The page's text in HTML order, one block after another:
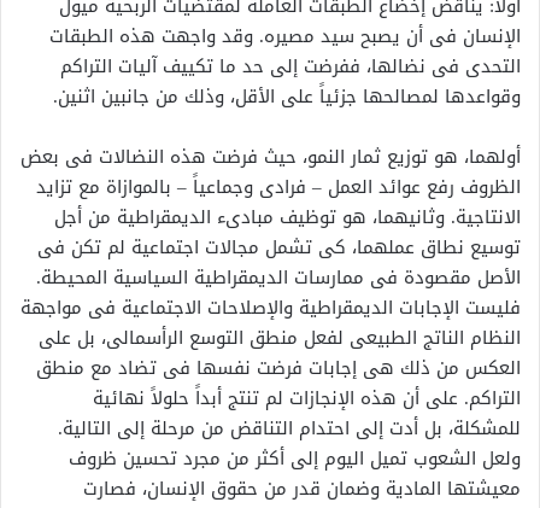
الإنسان فى أن يصبح سيد مصيره. وقد واجهت هذه الطبقات
التحدى فى نضالها، ففرضت إلى حد ما تكييف آليات التراكم
وقواعدها لمصالحها جزئياً على الأقل، وذلك من جانبين اثنين.
أولهما، هو توزيع ثمار النمو، حيث فرضت هذه النضالات فى بعض
الظروف رفع عوائد العمل – فرادى وجماعياً – بالموازاة مع تزايد
الانتاجية. وثانيهما، هو توظيف مبادىء الديمقراطية من أجل
توسيع نطاق عملهما، كى تشمل مجالات اجتماعية لم تكن فى
الأصل مقصودة فى ممارسات الديمقراطية السياسية المحيطة.
فليست الإجابات الديمقراطية والإصلاحات الاجتماعية فى مواجهة
النظام الناتج الطبيعى لفعل منطق التوسع الرأسمالى، بل على
العكس من ذلك هى إجابات فرضت نفسها فى تضاد مع منطق
التراكم. على أن هذه الإنجازات لم تنتج أبداً حلولاً نهائية
للمشكلة، بل أدت إلى احتدام التناقض من مرحلة إلى التالية.
ولعل الشعوب تميل اليوم إلى أكثر من مجرد تحسين ظروف
معيشتها المادية وضمان قدر من حقوق الإنسان، فصارت